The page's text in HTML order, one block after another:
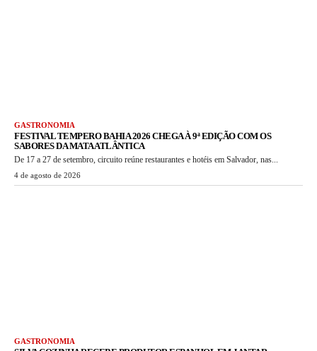
GASTRONOMIA
FESTIVAL TEMPERO BAHIA 2026 CHEGA À 9ª EDIÇÃO COM OS
SABORES DA MATA ATLÂNTICA
De 17 a 27 de setembro, circuito reúne restaurantes e hotéis em Salvador, nas...
4 de agosto de 2026
GASTRONOMIA